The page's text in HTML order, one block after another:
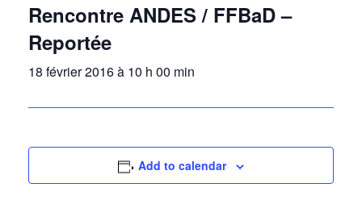
Rencontre ANDES / FFBaD –
Reportée
18 février 2016 à 10 h 00 min
Add to calendar